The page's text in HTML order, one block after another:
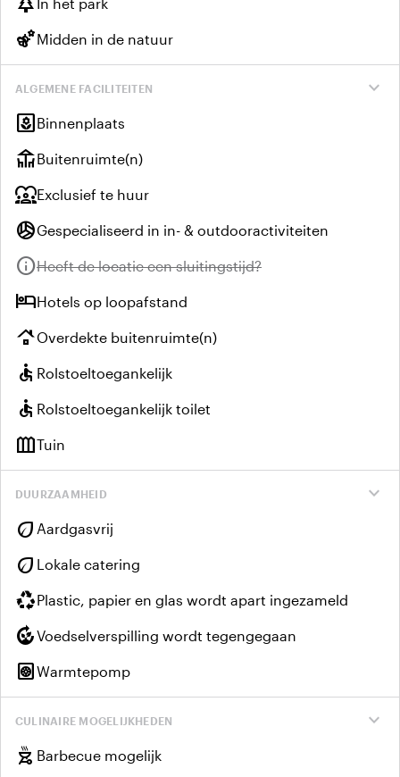
emoji_natureMidden in de natuur
expand_more
ALGEMENE FACILITEITEN
yardBinnenplaats
deckBuitenruimte(n)
diversity_1Exclusief te huur
sports_volleyballGespecialiseerd in in- & outdooractiviteiten
infoNiet beschikbaar:
Heeft de locatie een sluitingstijd?
hotelHotels op loopafstand
roofingOverdekte buitenruimte(n)
accessible Rolstoeltoegankelijk
accessible Rolstoeltoegankelijk toilet
outdoor_gardenTuin
expand_more
DUURZAAMHEID
eco Aardgasvrij
eco Lokale catering
recyclingPlastic, papier en glas wordt apart ingezameld
compostVoedselverspilling wordt tegengegaan
heat_pumpWarmtepomp
expand_more
CULINAIRE MOGELIJKHEDEN
outdoor_grill Barbecue mogelijk